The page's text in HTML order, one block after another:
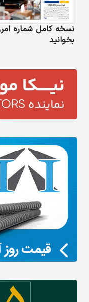
نسخه کامل شماره
بخوانید